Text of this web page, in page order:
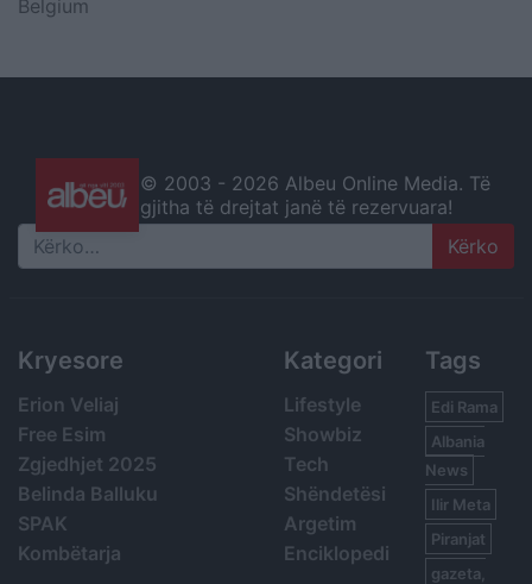
Belgium
© 2003 - 2026 Albeu Online Media. Të
gjitha të drejtat janë të rezervuara!
Search
Kryesore
Erion Veliaj
Free Esim
Zgjedhjet 2025
Belinda Balluku
SPAK
Kombëtarja
Kategori
Lifestyle
Showbiz
Tech
Shëndetësi
Argetim
Enciklopedi
Tags
Edi Rama
Albania
News
Ilir Meta
Piranjat
gazeta,